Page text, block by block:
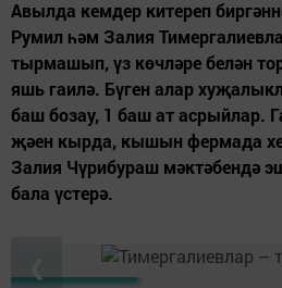
Авылда кемдер китереп
Румил һәм Залия
тырмашып, үз көчләре белән
яшь гаилә. Бүген алар
баш бозау, 1 баш ат асрыйлар.
җәен кырда, кышын фермада
Залия Чүрибураш мәктәбендә
бала үстерә.